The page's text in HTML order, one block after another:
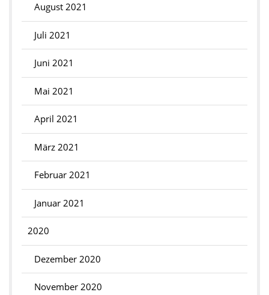
August 2021
Juli 2021
Juni 2021
Mai 2021
April 2021
März 2021
Februar 2021
Januar 2021
2020
Dezember 2020
November 2020